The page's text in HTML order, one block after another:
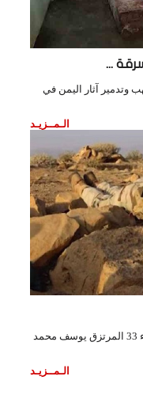
...
وتدمير آثار اليمن في
الـمــزيـد
لقي قائد ما يسمى الكتيبة العاشرة في اللواء 33 المرتزق يوسف محمد
الـمــزيـد